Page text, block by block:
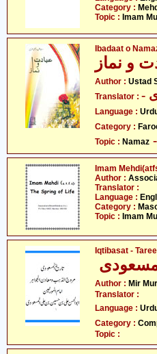
Category :
Topic : Imam
Ibadaat o
و نماز
Author : Ustad
Translator :
Language :
Category :
Topic : Namaz
Imam
Author :
Translator :
Language :
Category :
Topic : Imam
Iqtibasat -
مسعودی
Author : Mir
Translator :
Language :
Category :
Topic :